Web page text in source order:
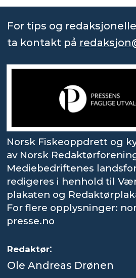
For tips og
ta kontakt på
Norsk Fiskeoppdrett og
av Norsk
Mediebedriftenes
redigeres i henhold til
plakaten og
For flere opplysninger:
presse.no
Redaktør:
Ole Andreas Drønen